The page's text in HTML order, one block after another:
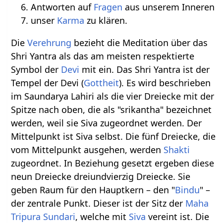
Antworten auf Fragen aus unserem Inneren
unser Karma zu klären.
DieVerehrung bezieht die Meditation über das
Shri Yantra als das am meisten respektierte
Symbol der Devi mit ein. Das Shri Yantra ist der
Tempel der Devi (Gottheit). Es wird beschrieben
im Saundarya Lahiri als die vier Dreiecke mit der
Spitze nach oben, die als "srikantha" bezeichnet
werden, weil sie Siva zugeordnet werden. Der
Mittelpunkt ist Siva selbst. Die fünf Dreiecke, die
vom Mittelpunkt ausgehen, werden Shakti
zugeordnet. In Beziehung gesetzt ergeben diese
neun Dreiecke dreiundvierzig Dreiecke. Sie
geben Raum für den Hauptkern – den "Bindu" –
der zentrale Punkt. Dieser ist der Sitz der Maha
Tripura Sundari, welche mit Siva vereint ist. Die